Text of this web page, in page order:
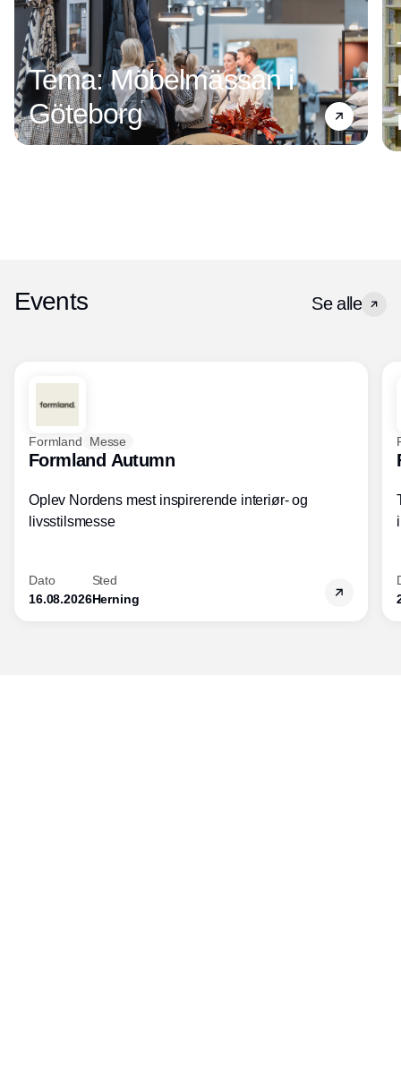
Tema: Möbelmässan i
Göteborg
Events Se alle
Formland Messe
Formland Autumn
Oplev Nordens mest inspirerende interiør- og
livsstilsmesse
Dato
16.08.2026
Sted
Herning